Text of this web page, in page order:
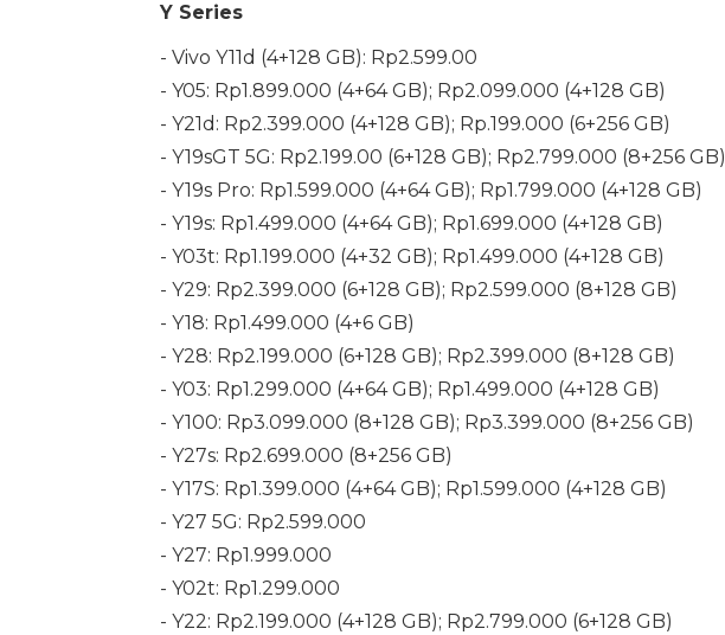
Y Series
- Vivo Y11d (4+128 GB): Rp2.599.00
- Y05: Rp1.899.000 (4+64 GB); Rp2.099.000 (4+128 GB)
- Y21d: Rp2.399.000 (4+128 GB); Rp.199.000 (6+256 GB)
- Y19sGT 5G: Rp2.199.00 (6+128 GB); Rp2.799.000 (8+256 GB)
- Y19s Pro: Rp1.599.000 (4+64 GB); Rp1.799.000 (4+128 GB)
- Y19s: Rp1.499.000 (4+64 GB); Rp1.699.000 (4+128 GB)
- Y03t: Rp1.199.000 (4+32 GB); Rp1.499.000 (4+128 GB)
- Y29: Rp2.399.000 (6+128 GB); Rp2.599.000 (8+128 GB)
- Y18: Rp1.499.000 (4+6 GB)
- Y28: Rp2.199.000 (6+128 GB); Rp2.399.000 (8+128 GB)
- Y03: Rp1.299.000 (4+64 GB); Rp1.499.000 (4+128 GB)
- Y100: Rp3.099.000 (8+128 GB); Rp3.399.000 (8+256 GB)
- Y27s: Rp2.699.000 (8+256 GB)
- Y17S: Rp1.399.000 (4+64 GB); Rp1.599.000 (4+128 GB)
- Y27 5G: Rp2.599.000
- Y27: Rp1.999.000
- Y02t: Rp1.299.000
- Y22: Rp2.199.000 (4+128 GB); Rp2.799.000 (6+128 GB)